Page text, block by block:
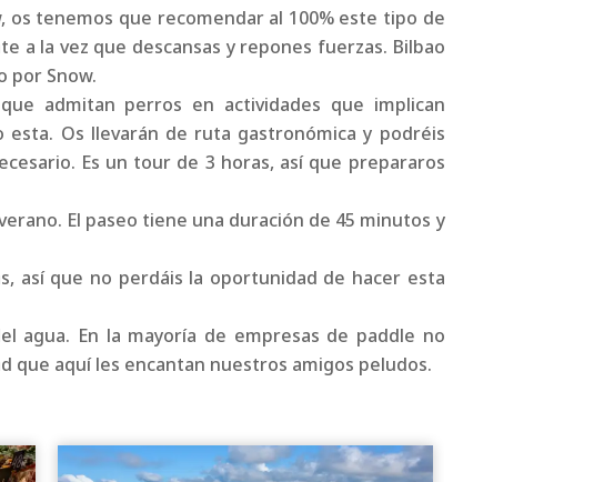
tenemos que recomendar al 100% este tipo de
a la vez que descansas y repones fuerzas. Bilbao
por Snow.
admitan perros en actividades que implican
Os llevarán de ruta gastronómica y podréis
Es un tour de 3 horas, así que prepararos
El paseo tiene una duración de 45 minutos y
así que no perdáis la oportunidad de hacer esta
agua. En la mayoría de empresas de paddle no
que aquí les encantan nuestros amigos peludos.